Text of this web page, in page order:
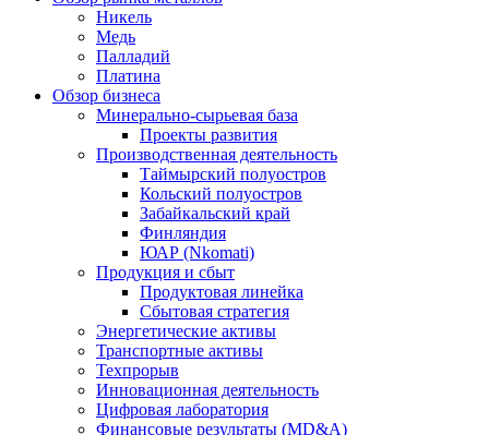
Никель
Медь
Палладий
Платина
Обзор бизнеса
Минерально-сырьевая база
Проекты развития
Производственная деятельность
Таймырский полуостров
Кольский полуостров
Забайкальский край
Финляндия
ЮАР (Nkomati)
Продукция и сбыт
Продуктовая линейка
Сбытовая стратегия
Энергетические активы
Транспортные активы
Техпрорыв
Инновационная деятельность
Цифровая лаборатория
Финансовые результаты (MD&A)